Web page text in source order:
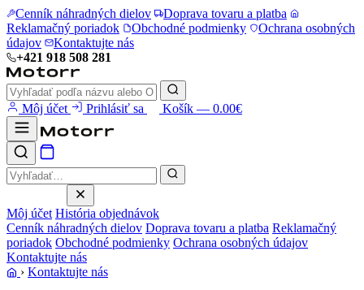
Cenník náhradných dielov
Doprava tovaru a platba
Reklamačný poriadok
Obchodné podmienky
Ochrana osobných
údajov
Kontaktujte nás
+421 918 508 281
Môj účet Prihlásiť sa Košík — 0.00€
Môj účet História objednávok
Cenník náhradných dielov Doprava tovaru a platba Reklamačný
poriadok Obchodné podmienky Ochrana osobných údajov
Kontaktujte nás
› Kontaktujte nás